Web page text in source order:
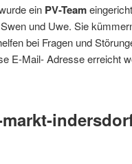
ein PV-Team
und Uwe. Sie
bei Fragen und
E-Mail- Adresse erreicht